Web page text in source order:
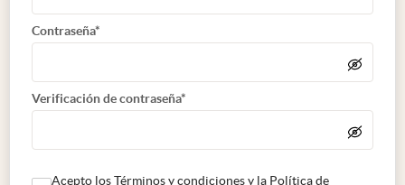
Contraseña*
Verificación de contraseña*
Acepto los Términos y condiciones y la Política de